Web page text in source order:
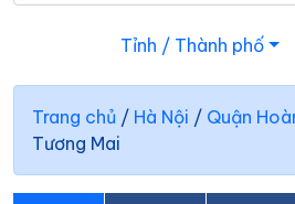
Tỉnh / Thành phố
Trang chủ / Hà Nội / Quận
Tương Mai